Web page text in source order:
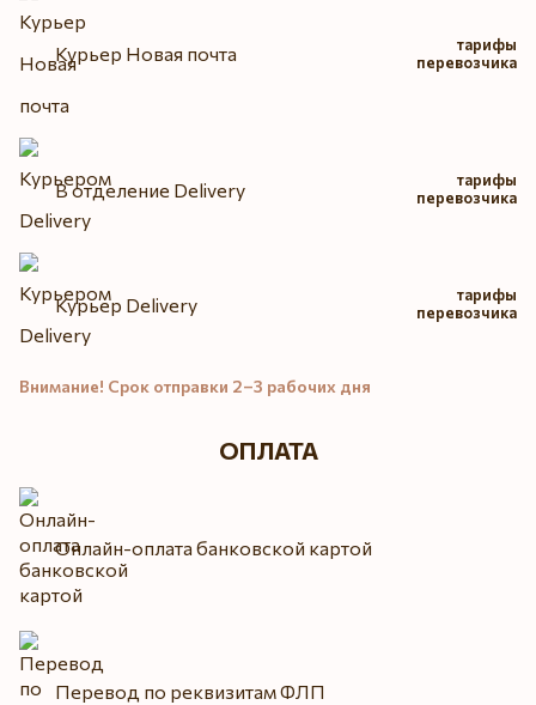
Курьер Новая почта
тарифы
перевозчика
В отделение Delivery
тарифы
перевозчика
Курьер Delivery
тарифы
перевозчика
Внимание! Срок отправки 2–3 рабочих дня
ОПЛАТА
Онлайн-оплата банковской картой
Перевод по реквизитам ФЛП